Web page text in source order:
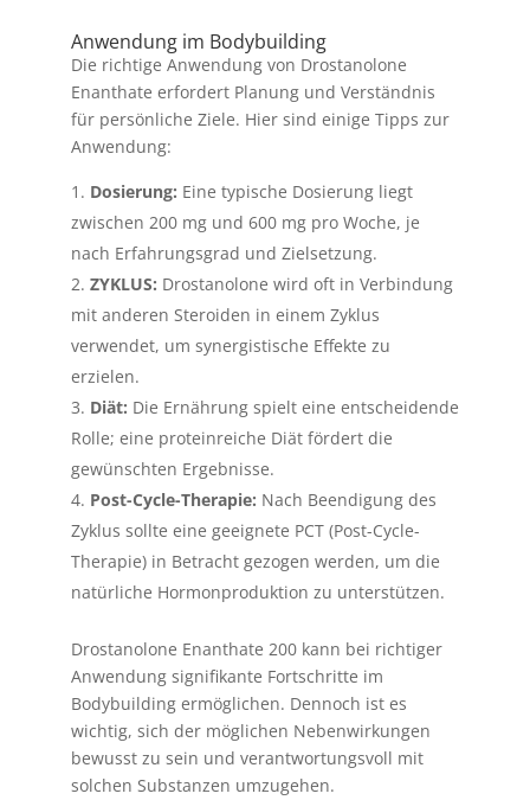
Anwendung im Bodybuilding
Die richtige Anwendung von Drostanolone
Enanthate erfordert Planung und Verständnis
für persönliche Ziele. Hier sind einige Tipps zur
Anwendung:
Dosierung: Eine typische Dosierung liegt
zwischen 200 mg und 600 mg pro Woche, je
nach Erfahrungsgrad und Zielsetzung.
ZYKLUS: Drostanolone wird oft in Verbindung
mit anderen Steroiden in einem Zyklus
verwendet, um synergistische Effekte zu
erzielen.
Diät: Die Ernährung spielt eine entscheidende
Rolle; eine proteinreiche Diät fördert die
gewünschten Ergebnisse.
Post-Cycle-Therapie: Nach Beendigung des
Zyklus sollte eine geeignete PCT (Post-Cycle-
Therapie) in Betracht gezogen werden, um die
natürliche Hormonproduktion zu unterstützen.
Drostanolone Enanthate 200 kann bei richtiger
Anwendung signifikante Fortschritte im
Bodybuilding ermöglichen. Dennoch ist es
wichtig, sich der möglichen Nebenwirkungen
bewusst zu sein und verantwortungsvoll mit
solchen Substanzen umzugehen.